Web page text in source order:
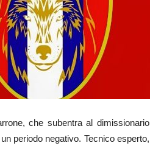
che subentra al dimissionario
periodo negativo. Tecnico esperto,